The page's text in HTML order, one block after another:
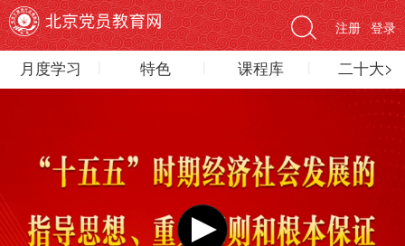
登录
注册
月度学习 特色 课程库 二十大>